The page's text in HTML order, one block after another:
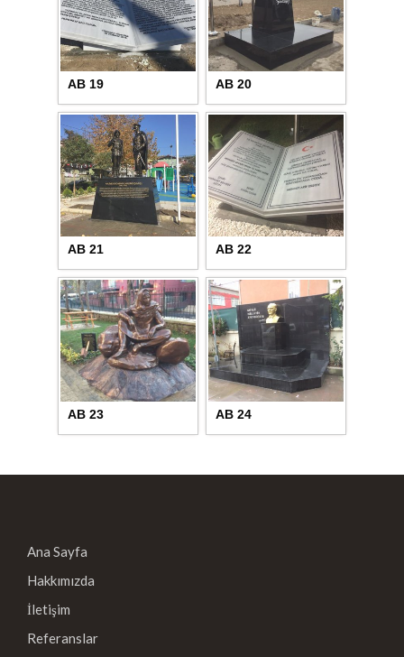
AB 19 AB 20
AB 21 AB 22
AB 23 AB 24
Ana Sayfa
Hakkımızda
İletişim
Referanslar